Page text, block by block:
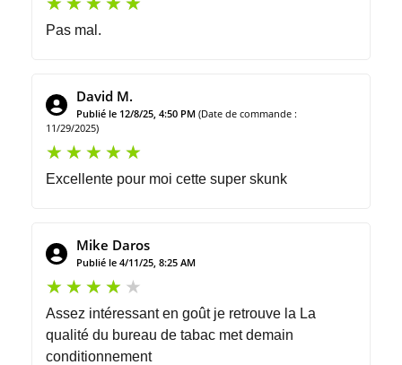
Pas mal.
David M.
Publié le 12/8/25, 4:50 PM (Date de commande :
11/29/2025)
Excellente pour moi cette super skunk
Mike Daros
Publié le 4/11/25, 8:25 AM
Assez intéressant en goût je retrouve la La
qualité du bureau de tabac met demain
conditionnement